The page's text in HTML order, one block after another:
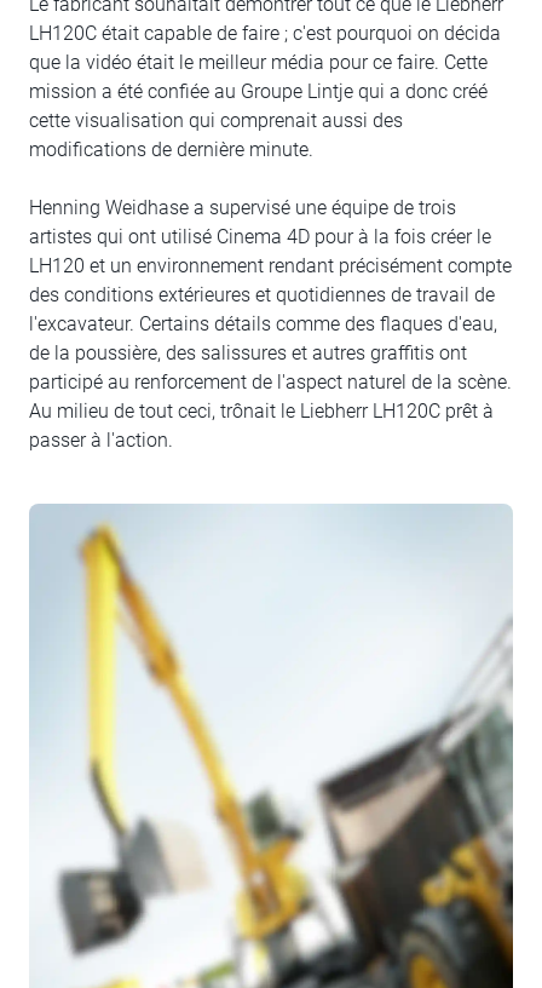
LH120C était capable de faire ; c'est pourquoi on décida
que la vidéo était le meilleur média pour ce faire. Cette
mission a été confiée au Groupe Lintje qui a donc créé
cette visualisation qui comprenait aussi des
modifications de dernière minute.
Henning Weidhase a supervisé une équipe de trois
artistes qui ont utilisé Cinema 4D pour à la fois créer le
LH120 et un environnement rendant précisément compte
des conditions extérieures et quotidiennes de travail de
l'excavateur. Certains détails comme des flaques d'eau,
de la poussière, des salissures et autres graffitis ont
participé au renforcement de l'aspect naturel de la scène.
Au milieu de tout ceci, trônait le Liebherr LH120C prêt à
passer à l'action.